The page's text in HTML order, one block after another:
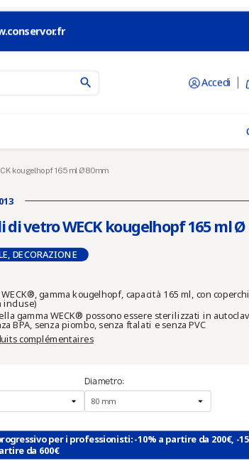
search Accedi
kougelhopf 165 ml Ø 80mm
di vetro WECK kougelhopf 165 ml
DECORAZIONE
gamma kougelhopf, capacità 165 ml, con
incluse)
gamma WECK® possono essere sterilizzati in
BPA, senza piombo, senza ftalati e senza PVC
complémentaires
Diametro:
per i professionisti: -10% a partire da 200€, -
da 600€